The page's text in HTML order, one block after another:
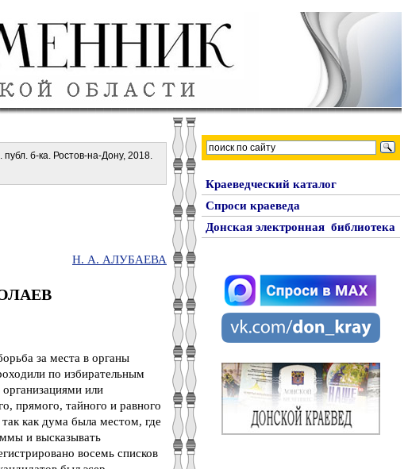
б-ка. Ростов-на-Дону, 2018.
Н. А. АЛУБАЕВА
за места в органы
по избирательным
или
прямого, тайного и равного
как дума была местом, где
и высказывать
восемь списков
Краеведческий каталог
Спроси краеведа
Донская электронная библиотека